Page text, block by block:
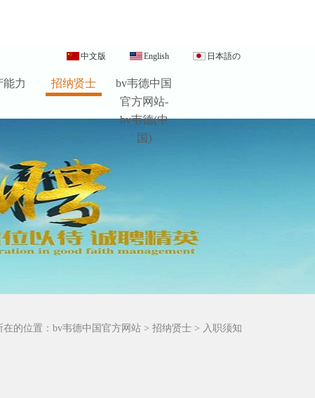
日本語の
English
中文版
能力 招纳贤士
bv韦德中国
官方网站-
bv韦德(中
国)
在的位置： bv韦德中国官方网站 > 招纳贤士 > 入职须知